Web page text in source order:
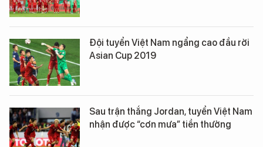
Đội tuyển Việt Nam ngẩng cao đầu rời
Asian Cup 2019
Sau trận thắng Jordan, tuyển Việt Nam
nhận được “cơn mưa” tiền thưởng